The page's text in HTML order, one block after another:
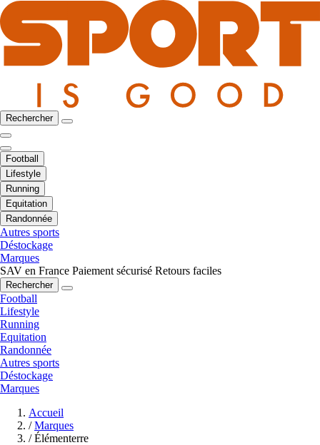
Rechercher
Football
Lifestyle
Running
Equitation
Randonnée
Autres sports
Déstockage
Marques
SAV en France Paiement sécurisé Retours faciles
Rechercher
Football
Lifestyle
Running
Equitation
Randonnée
Autres sports
Déstockage
Marques
Accueil
/ Marques
/ Élémenterre